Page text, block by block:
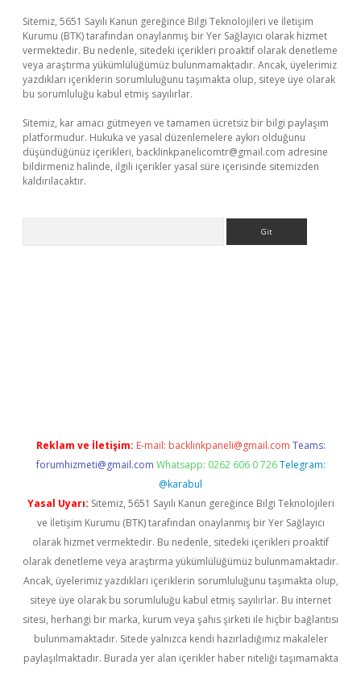
Sitemiz, 5651 Sayılı Kanun gereğince Bilgi Teknolojileri ve İletişim
Kurumu (BTK) tarafından onaylanmış bir Yer Sağlayıcı olarak hizmet
vermektedir. Bu nedenle, sitedeki içerikleri proaktif olarak denetleme
veya araştırma yükümlülüğümüz bulunmamaktadır. Ancak, üyelerimiz
yazdıkları içeriklerin sorumluluğunu taşımakta olup, siteye üye olarak
bu sorumluluğu kabul etmiş sayılırlar.
Sitemiz, kar amacı gütmeyen ve tamamen ücretsiz bir bilgi paylaşım
platformudur. Hukuka ve yasal düzenlemelere aykırı olduğunu
düşündüğünüz içerikleri, backlinkpanelicomtr@gmail.com adresine
bildirmeniz halinde, ilgili içerikler yasal süre içerisinde sitemizden
kaldırılacaktır.
Reklam ve İletişim: E-mail: backlinkpaneli@gmail.com Teams:
forumhizmeti@gmail.com Whatsapp: 0262 606 0 726 Telegram:
@karabul
Yasal Uyarı: Sitemiz, 5651 Sayılı Kanun gereğince Bilgi Teknolojileri
ve İletişim Kurumu (BTK) tarafından onaylanmış bir Yer Sağlayıcı
olarak hizmet vermektedir. Bu nedenle, sitedeki içerikleri proaktif
olarak denetleme veya araştırma yükümlülüğümüz bulunmamaktadır.
Ancak, üyelerimiz yazdıkları içeriklerin sorumluluğunu taşımakta olup,
siteye üye olarak bu sorumluluğu kabul etmiş sayılırlar. Bu internet
sitesi, herhangi bir marka, kurum veya şahıs şirketi ile hiçbir bağlantısı
bulunmamaktadır. Sitede yalnızca kendi hazırladığımız makaleler
paylaşılmaktadır. Burada yer alan içerikler haber niteliği taşımamakta